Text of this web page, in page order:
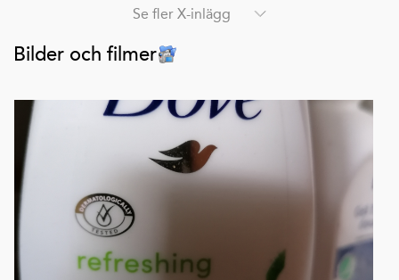
Se fler X-inlägg
Bilder och filmer